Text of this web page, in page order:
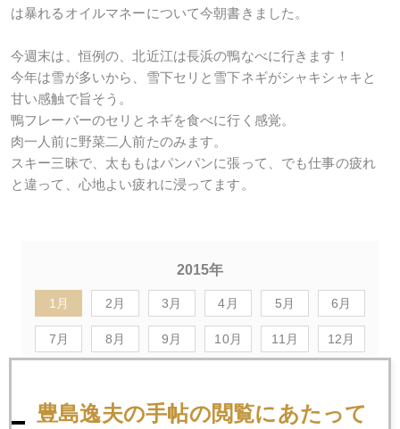
は暴れるオイルマネーについて今朝書きました。
今週末は、恒例の、北近江は長浜の鴨なべに行きます！
今年は雪が多いから、雪下セリと雪下ネギがシャキシャキと
甘い感触で旨そう。
鴨フレーバーのセリとネギを食べに行く感覚。
肉一人前に野菜二人前たのみます。
スキー三昧で、太ももはパンパンに張って、でも仕事の疲れ
と違って、心地よい疲れに浸ってます。
2015年
1月 2月 3月 4月 5月 6月
7月 8月 9月 10月 11月 12月
2015年01月30日
豊島逸夫の手帖の閲覧にあたって